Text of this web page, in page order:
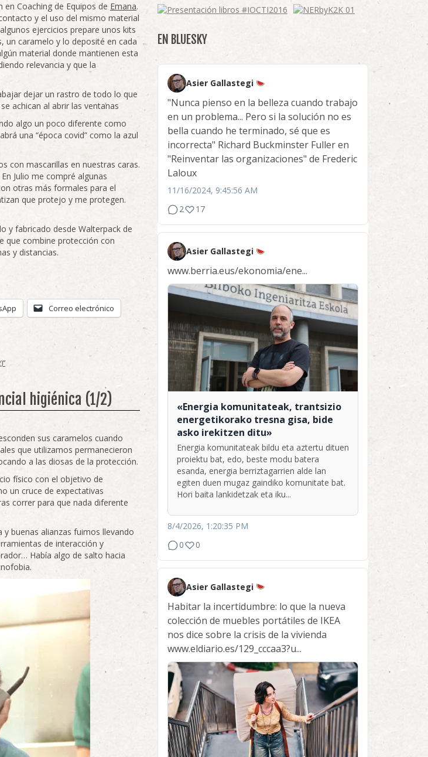
Coaching de Equipos de Emana.
y el uso del mismo material
ejercicios prepare unos kits
un caramelo y lo deposité en cada
material donde mantienen esta
relevancia y que la
dejar un rastro de todo lo que
achican al abrir las ventanas
algo un poco diferente como
una “época covid” como la azul
con mascarillas en nuestras caras.
Julio me compré algunas
otras más formales para el
que protejo y me protegen.
y fabricado desde Walterpack de
que combine protección con
y distancias.
Correo electrónico
higiénica (1/2)
sus caramelos cuando
que utilizamos permanecieron
a las diosas de la protección.
físico con el objetivo de
un cruce de expectativas
correr para que nada diferente
buenas alianzas fuimos llevando
de interacción y
Había algo de salto hacia
EN BLUESKY
Asier Gallastegi
"Nunca pienso en la belleza cuando trabajo
en un problema... Pero si la solución no es
bella cuando he terminado, sé que es
incorrecta" Richard Buckminster Fuller en
"Reinventar las organizaciones" de Frederic
Laloux
11/16/2024, 9:45:56 AM
2
17
Asier Gallastegi
www.berria.eus/ekonomia/ene...
«Energia komunitateak, trantsizio
energetikorako tresna gisa, bide
asko irekitzen ditu»
Energia komunitateak bildu eta aztertu dituen
proiektu bat, edo, beste modu batera
esanda, energia berriztagarrien alde lan
egiten duen mugaz gaindiko komunitate bat.
Hori baita lankidetzak eta iku...
8/4/2026, 1:20:35 PM
0
0
Asier Gallastegi
Habitar la incertidumbre: lo que la nueva
colección de muebles portátiles de IKEA
nos dice sobre la crisis de la vivienda
www.eldiario.es/129_cccaa3?u...